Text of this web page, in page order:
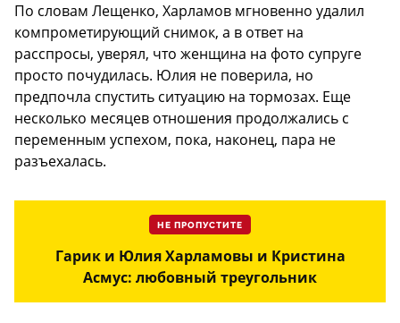
По словам Лещенко, Харламов мгновенно удалил
компрометирующий снимок, а в ответ на
расспросы, уверял, что женщина на фото супруге
просто почудилась. Юлия не поверила, но
предпочла спустить ситуацию на тормозах. Еще
несколько месяцев отношения продолжались с
переменным успехом, пока, наконец, пара не
разъехалась.
НЕ ПРОПУСТИТЕ
Гарик и Юлия Харламовы и Кристина
Асмус: любовный треугольник